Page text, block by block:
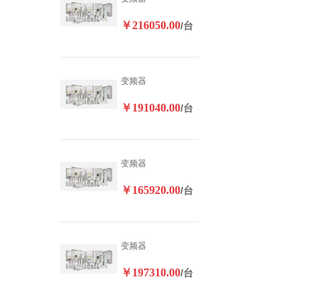
￥216050.00/台
变频器
￥191040.00/台
变频器
￥165920.00/台
变频器
￥197310.00/台